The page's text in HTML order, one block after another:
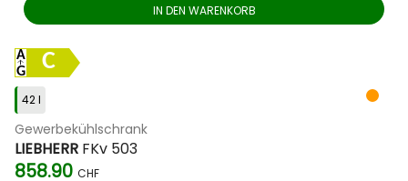
IN DEN WARENKORB
C
42 l
Gewerbekühlschrank
LIEBHERR FKv 503
858.90 CHF